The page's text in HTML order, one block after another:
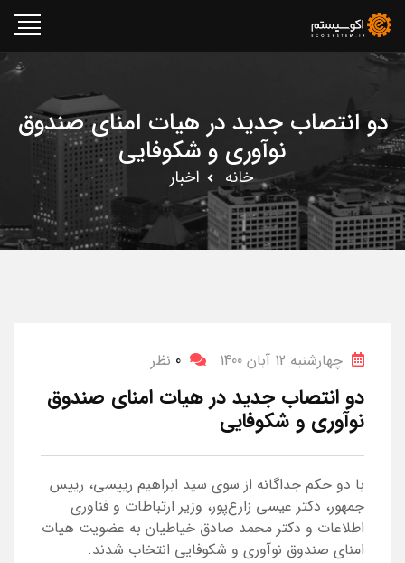
دو انتصاب جدید در هیات امنای صندوق
نوآوری و شکوفایی
خانه اخبار
چهارشنبه 12 آبان 1400 0 نظر
دو انتصاب جدید در هیات امنای صندوق
نوآوری و شکوفایی
با دو حکم جداگانه از سوی سید ابراهیم رییسی، رییس
جمهور، دکتر عیسی زارع‌پور، وزیر ارتباطات و فناوری
اطلاعات و دکتر محمد صادق خیاطیان به عضویت هیات
امنای صندوق نوآوری و شکوفایی انتخاب شدند.